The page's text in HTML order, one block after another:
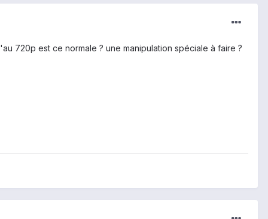
720p est ce normale ? une manipulation spéciale à faire ?